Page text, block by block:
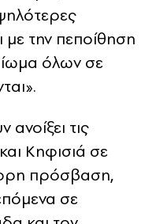
με την πεποίθηση
όλων σε
ανοίξει τις
Κηφισιά σε
πρόσβαση,
σε